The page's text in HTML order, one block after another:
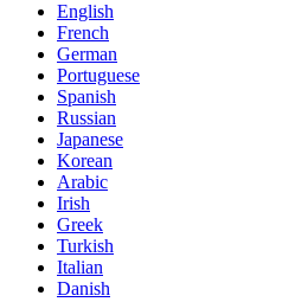
English
French
German
Portuguese
Spanish
Russian
Japanese
Korean
Arabic
Irish
Greek
Turkish
Italian
Danish